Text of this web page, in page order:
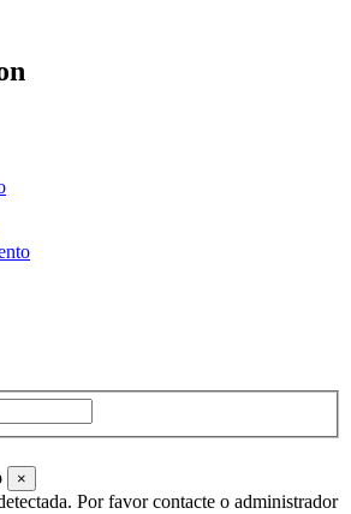
×
Por favor contacte o administrador